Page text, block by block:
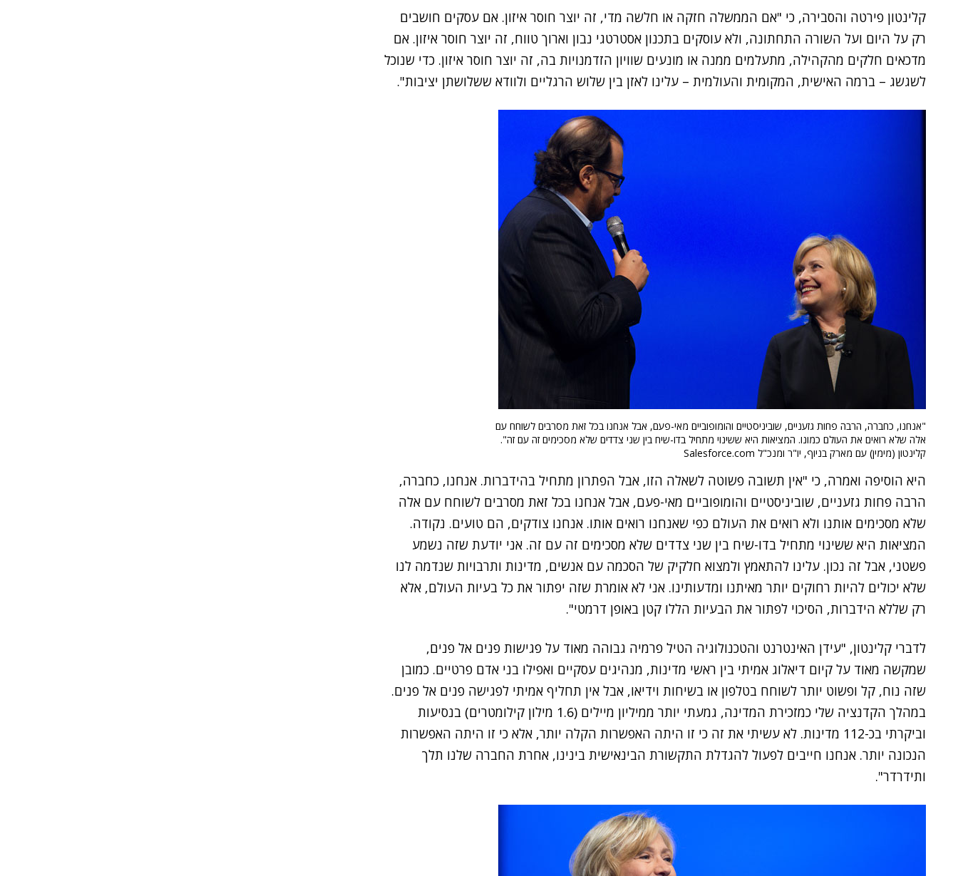
קלינטון פירטה והסבירה, כי "אם הממשלה חזקה או חלשה מדי, זה יוצר חוסר איזון. אם עסקים חושבים
רק על היום ועל השורה התחתונה, ולא עוסקים בתכנון אסטרטגי נבון וארוך טווח, זה יוצר חוסר איזון. אם
מדכאים חלקים מהקהילה, מתעלמים ממנה או מונעים שוויון הזדמנויות בה, זה יוצר חוסר איזון. כדי שנוכל
לשגשג – ברמה האישית, המקומית והעולמית – עלינו לאזן בין שלוש הרגליים ולוודא ששלושתן יציבות".
"אנחנו, כחברה, הרבה פחות גזעניים, שוביניסטיים והומופוביים מאי-פעם, אבל אנחנו בכל זאת מסרבים לשוחח עם
אלה שלא רואים את העולם כמונו. המציאות היא ששינוי מתחיל בדו-שיח בין שני צדדים שלא מסכימים זה עם זה".
קלינטון (מימין) עם מארק בניוף, יו"ר ומנכ"ל Salesforce.com
היא הוסיפה ואמרה, כי "אין תשובה פשוטה לשאלה הזו, אבל הפתרון מתחיל בהידברות. אנחנו, כחברה,
הרבה פחות גזעניים, שוביניסטיים והומופוביים מאי-פעם, אבל אנחנו בכל זאת מסרבים לשוחח עם אלה
שלא מסכימים אותנו ולא רואים את העולם כפי שאנחנו רואים אותו. אנחנו צודקים, הם טועים. נקודה.
המציאות היא ששינוי מתחיל בדו-שיח בין שני צדדים שלא מסכימים זה עם זה. אני יודעת שזה נשמע
פשטני, אבל זה נכון. עלינו להתאמץ ולמצוא חלקיק של הסכמה עם אנשים, מדינות ותרבויות שנדמה לנו
שלא יכולים להיות רחוקים יותר מאיתנו ומדעותינו. אני לא אומרת שזה יפתור את כל בעיות העולם, אלא
רק שללא הידברות, הסיכוי לפתור את הבעיות הללו קטן באופן דרמטי".
לדברי קלינטון, "עידן האינטרנט והטכנולוגיה הטיל פרמיה גבוהה מאוד על פגישות פנים אל פנים,
שמקשה מאוד על קיום דיאלוג אמיתי בין ראשי מדינות, מנהיגים עסקיים ואפילו בני אדם פרטיים. כמובן
שזה נוח, קל ופשוט יותר לשוחח בטלפון או בשיחות וידיאו, אבל אין תחליף אמיתי לפגישה פנים אל פנים.
במהלך הקדנציה שלי כמזכירת המדינה, גמעתי יותר ממיליון מיילים (1.6 מילון קילומטרים) בנסיעות
וביקרתי בכ-112 מדינות. לא עשיתי את זה כי זו היתה האפשרות הקלה יותר, אלא כי זו היתה האפשרות
הנכונה יותר. אנחנו חייבים לפעול להגדלת התקשורת הבינאישית בינינו, אחרת החברה שלנו תלך
ותידרדר".